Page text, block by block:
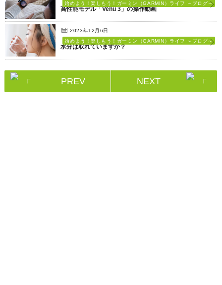
始めよう！楽しもう！ガーミン（GARMIN）ライフ ～ブログ～
高性能モデル「Venu 3」の操作動画
2023年12月6日
始めよう！楽しもう！ガーミン（GARMIN）ライフ ～ブログ～
水分は取れていますか？
PREV NEXT